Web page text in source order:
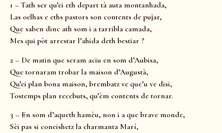
1 – Tath ser qu’ei eth depart tà auta montanhada,
Las oelhas e eths pastors son contents de pujar,
Que saben dinc ath som i a tarribla camada,
Mes qui pòt arrestar l’ahida deth bestiar ?
2 – De matin que seram aciu en som d’Aubisa,
Que tornaram trobar la maison d’Augustà,
Qu’ei plan bona maison, brembatz ve que’u ve disi,
Tostemps plan recebuts, qu’èm contents de tornar.
3 – En som d’aqueth hamèu, non i a que brave monde,
Sèi pas si coneishetz la charmanta Marí,